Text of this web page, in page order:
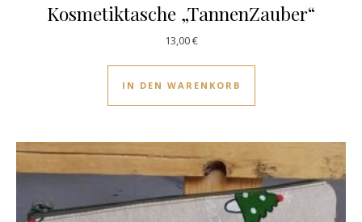
Kosmetiktasche „TannenZauber“
13,00€
IN DEN WARENKORB